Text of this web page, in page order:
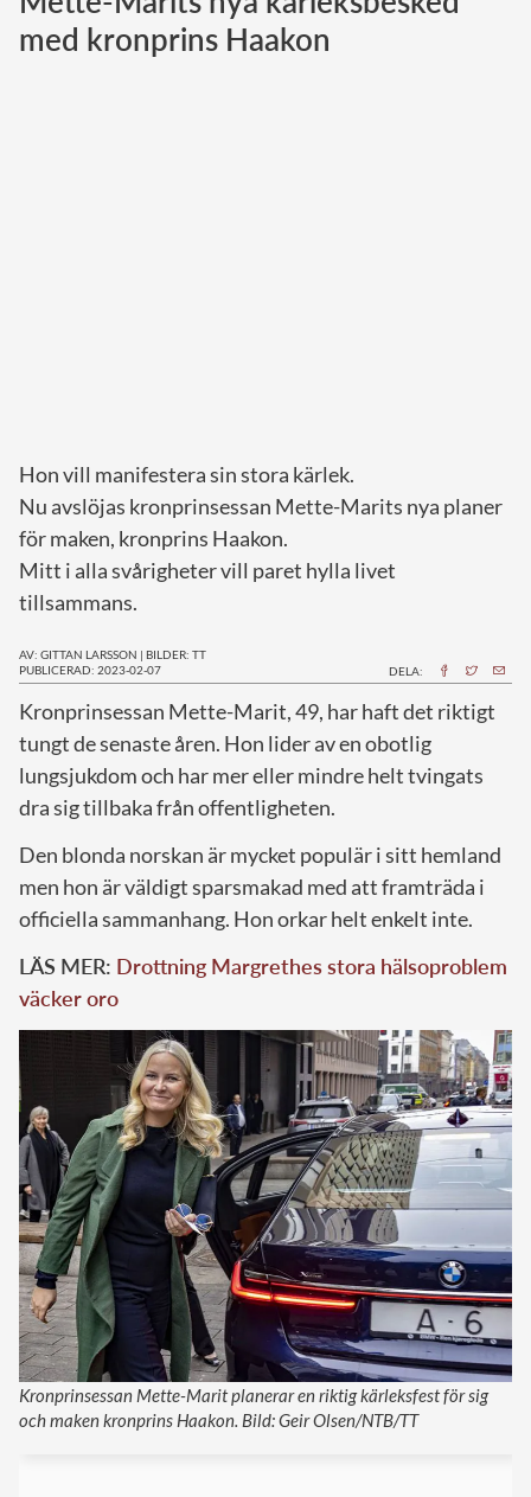
Norska kungahuset
med kronprins Haakon
Hon vill manifestera sin stora kärlek.
Nu avslöjas kronprinsessan Mette-Marits nya planer
för maken, kronprins Haakon.
Mitt i alla svårigheter vill paret hylla livet
tillsammans.
AV: GITTAN LARSSON | BILDER: TT
PUBLICERAD: 2023-02-07
DELA:
Kronprinsessan Mette-Marit, 49, har haft det riktigt
tungt de senaste åren. Hon lider av en obotlig
lungsjukdom och har mer eller mindre helt tvingats
dra sig tillbaka från offentligheten.
Den blonda norskan är mycket populär i sitt hemland
men hon är väldigt sparsmakad med att framträda i
officiella sammanhang. Hon orkar helt enkelt inte.
LÄS MER: Drottning Margrethes stora hälsoproblem
väcker oro
Kronprinsessan Mette-Marit planerar en riktig kärleksfest för sig
och maken kronprins Haakon. Bild: Geir Olsen/NTB/TT